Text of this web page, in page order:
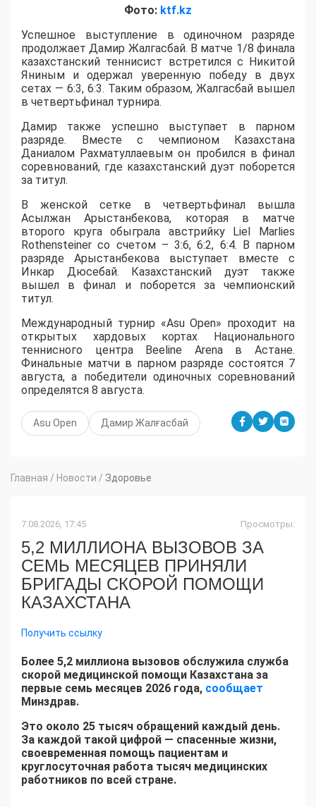
Фото: ktf.kz
Успешное выступление в одиночном разряде
продолжает Дамир Жалгасбай. В матче 1/8 финала
казахстанский теннисист встретился с Никитой
Яниным и одержал уверенную победу в двух
сетах — 6:3, 6:3. Таким образом, Жалгасбай вышел
в четвертьфинал турнира.
Дамир также успешно выступает в парном
разряде. Вместе с чемпионом Казахстана
Даниалом Рахматуллаевым он пробился в финал
соревнований, где казахстанский дуэт поборется
за титул.
В женской сетке в четвертьфинал вышла
Асылжан Арыстанбекова, которая в матче
второго круга обыграла австрийку Liel Marlies
Rothensteiner со счетом – 3:6, 6:2, 6:4. В парном
разряде Арыстанбекова выступает вместе с
Инкар Дюсебай. Казахстанский дуэт также
вышел в финал и поборется за чемпионский
титул.
Международный турнир «Asu Open» проходит на
открытых хардовых кортах Национального
теннисного центра Beeline Arena в Астане.
Финальные матчи в парном разряде состоятся 7
августа, а победители одиночных соревнований
определятся 8 августа.
Asu Open Дамир Жалғасбай
Главная / Новости / Здоровье
7.08.2026, 17:45 Просмотры:
5,2 МИЛЛИОНА ВЫЗОВОВ ЗА
СЕМЬ МЕСЯЦЕВ ПРИНЯЛИ
БРИГАДЫ СКОРОЙ ПОМОЩИ
КАЗАХСТАНА
Получить ссылку
Более 5,2 миллиона вызовов обслужила служба
скорой медицинской помощи Казахстана за
первые семь месяцев 2026 года, сообщает
Минздрав.
Это около 25 тысяч обращений каждый день.
За каждой такой цифрой — спасенные жизни,
своевременная помощь пациентам и
круглосуточная работа тысяч медицинских
работников по всей стране.